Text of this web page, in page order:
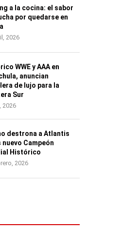
a la cocina: el sabor
por quedarse en
2026
WWE y AAA en
anuncian
de lujo para la
Sur
2026
destrona a Atlantis
nuevo Campeón
Histórico
2026